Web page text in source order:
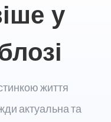
у
життя
актуальна та